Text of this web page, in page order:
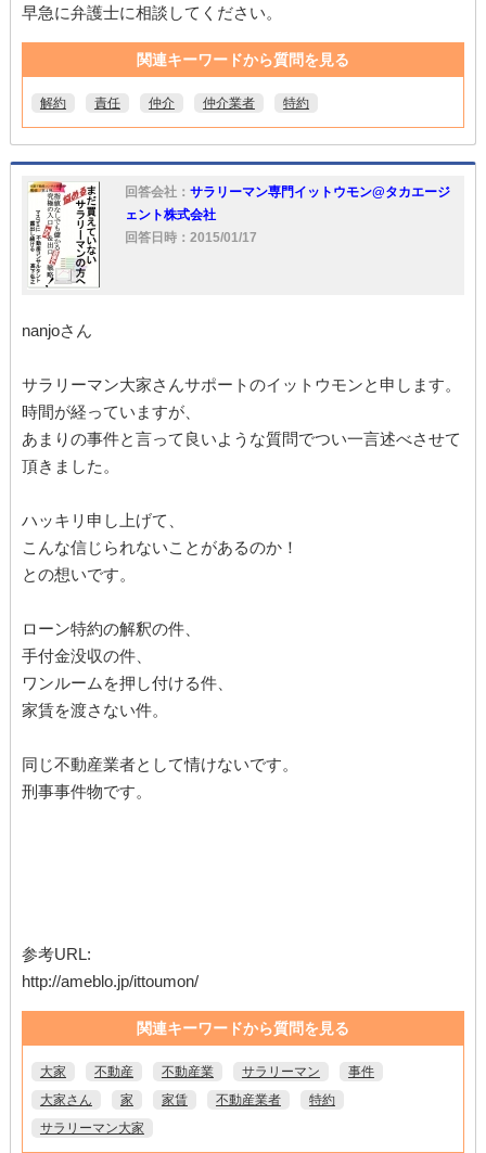
早急に弁護士に相談してください。
関連キーワードから質問を見る
解約 責任 仲介 仲介業者 特約
回答会社： サラリーマン専門イットウモン@タカエージ
ェント株式会社
回答日時：2015/01/17
nanjoさん
サラリーマン大家さんサポートのイットウモンと申します。
時間が経っていますが、
あまりの事件と言って良いような質問でつい一言述べさせて
頂きました。
ハッキリ申し上げて、
こんな信じられないことがあるのか！
との想いです。
ローン特約の解釈の件、
手付金没収の件、
ワンルームを押し付ける件、
家賃を渡さない件。
同じ不動産業者として情けないです。
刑事事件物です。
参考URL:
http://ameblo.jp/ittoumon/
関連キーワードから質問を見る
大家 不動産 不動産業 サラリーマン
事件
大家さん
家 家賃 不動産業者
特約
サラリーマン大家